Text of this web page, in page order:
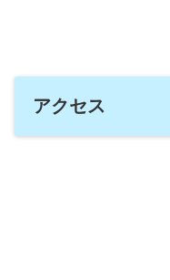
アクセス